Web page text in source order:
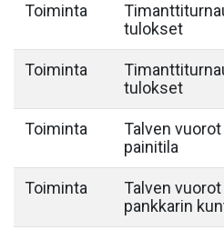
Toiminta
tulokset
Toiminta
tulokset
Toiminta
Talven
painitila
Toiminta
Talven
pankkarin